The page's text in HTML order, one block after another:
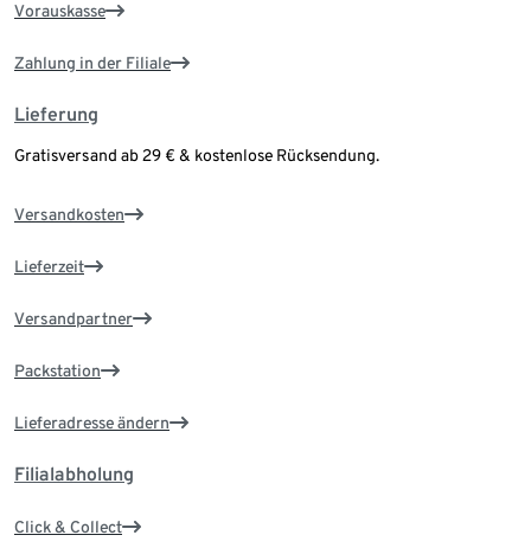
Vorauskasse
Zahlung in der Filiale
Lieferung
Gratisversand ab 29 € & kostenlose Rücksendung.
Versandkosten
Lieferzeit
Versandpartner
Packstation
Lieferadresse ändern
Filialabholung
Click & Collect